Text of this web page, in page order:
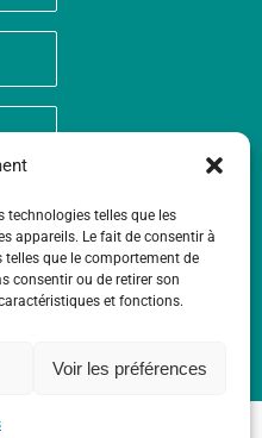
technologies telles que les
appareils. Le fait de consentir à
que le comportement de
consentir ou de retirer son
et fonctions.
Voir les préférences
légales